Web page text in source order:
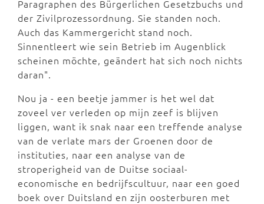
Paragraphen des Bürgerlichen Gesetzbuchs und
der Zivilprozessordnung. Sie standen noch.
Auch das Kammergericht stand noch.
Sinnentleert wie sein Betrieb im Augenblick
scheinen möchte, geändert hat sich noch nichts
daran".
Nou ja - een beetje jammer is het wel dat
zoveel ver verleden op mijn zeef is blijven
liggen, want ik snak naar een treffende analyse
van de verlate mars der Groenen door de
instituties, naar een analyse van de
stroperigheid van de Duitse sociaal-
economische en bedrijfscultuur, naar een goed
boek over Duitsland en zijn oosterburen met